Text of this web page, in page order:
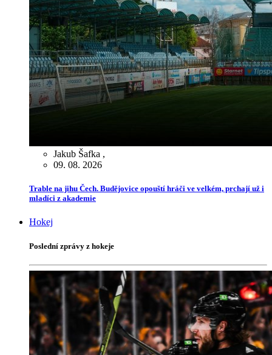
Jakub Šafka ,
09. 08. 2026
Trable na jihu Čech. Budějovice opouští hráči ve velkém, prchají už i
mladíci z akademie
Hokej
Poslední zprávy z hokeje